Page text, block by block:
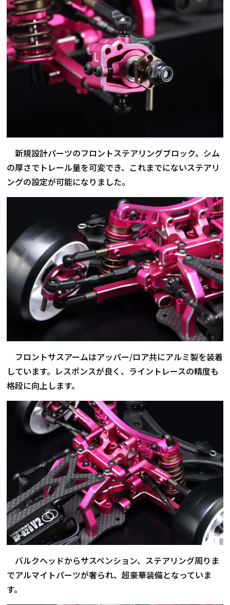
新規設計パーツのフロントステアリングブロック。シム
の厚さでトレール量を可変でき、これまでにないステアリ
ングの設定が可能になりました。
フロントサスアームはアッパー/ロア共にアルミ製を装着
しています。レスポンスが良く、ライントレースの精度も
格段に向上します。
バルクヘッドからサスペンション、ステアリング周りま
でアルマイトパーツが奢られ、超豪華装備となっていま
す。